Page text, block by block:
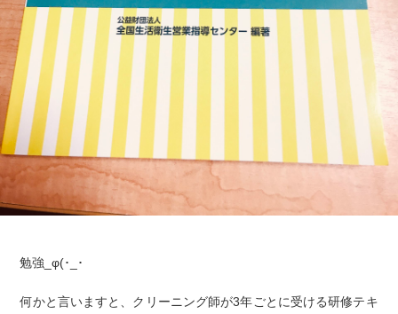
勉強_φ(･_･
何かと言いますと、クリーニング師が3年ごとに受ける研修テキ